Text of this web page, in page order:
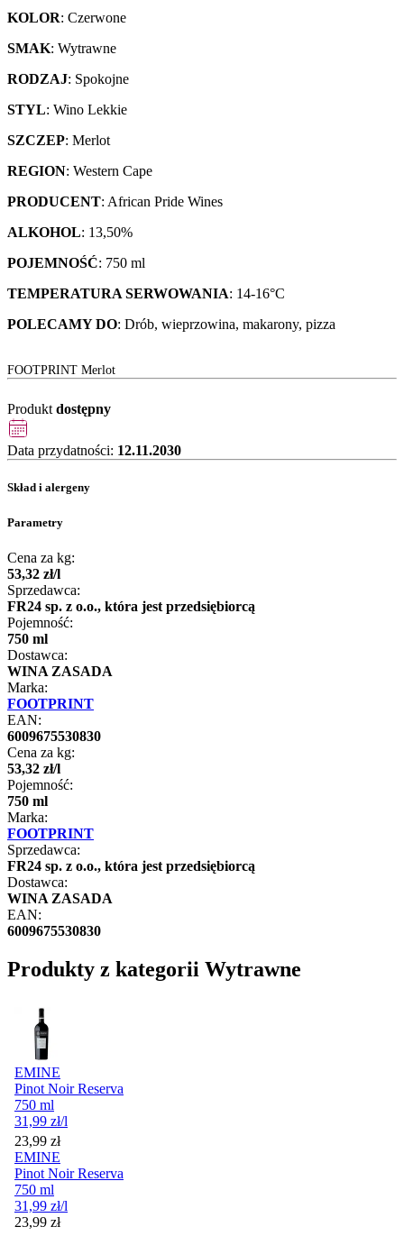
KOLOR: Czerwone
SMAK: Wytrawne
RODZAJ: Spokojne
STYL: Wino Lekkie
SZCZEP: Merlot
REGION: Western Cape
PRODUCENT: African Pride Wines
ALKOHOL: 13,50%
POJEMNOŚĆ: 750 ml
TEMPERATURA SERWOWANIA: 14-16°C
POLECAMY DO: Drób, wieprzowina, makarony, pizza
FOOTPRINT Merlot
Produkt dostępny
Data przydatności: 12.11.2030
Skład i alergeny
Parametry
Cena za kg:
53,32 zł/l
Sprzedawca:
FR24 sp. z o.o., która jest przedsiębiorcą
Pojemność:
750 ml
Dostawca:
WINA ZASADA
Marka:
FOOTPRINT
EAN:
6009675530830
Cena za kg:
53,32 zł/l
Pojemność:
750 ml
Marka:
FOOTPRINT
Sprzedawca:
FR24 sp. z o.o., która jest przedsiębiorcą
Dostawca:
WINA ZASADA
EAN:
6009675530830
Produkty z kategorii Wytrawne
EMINE
Pinot Noir Reserva
750 ml
31,99 zł/l
Cena
23,99 zł
EMINE
Pinot Noir Reserva
750 ml
31,99 zł/l
Cena
23,99 zł